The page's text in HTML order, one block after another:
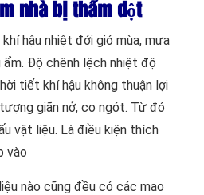
nhà bị thấm dột
hậu nhiệt đới gió mùa, mưa
ẩm. Độ chênh lệch nhiệt độ
tiết khí hậu không thuận lợi
giãn nở, co ngót. Từ đó
vật liệu. Là điều kiện thích
vào
nào cũng đều có các mao